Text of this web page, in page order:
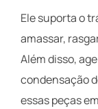
Ele suporta o
amassar,
Além disso,
condensação
essas peças